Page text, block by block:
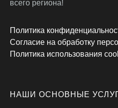
всего региона!
Политика
Согласие на обработку
Политика использования
НАШИ ОСНОВНЫЕ